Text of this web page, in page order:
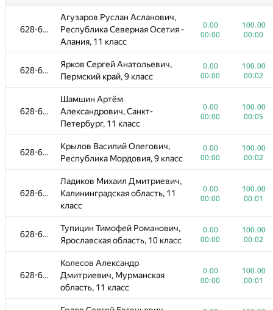
628-638
Агузаров Руслан Асланович,
Республика Северная Осетия -
Алания, 11 класс
0.00
00:00
100.00
00:00
628-638
Ярков Сергей Анатольевич,
Пермский край, 9 класс
0.00
00:00
100.00
00:02
628-638
Шамшин Артём
Александрович, Санкт-
Петербург, 11 класс
0.00
00:00
100.00
00:05
628-638
Крылов Василий Олегович,
Республика Мордовия, 9 класс
0.00
00:00
100.00
00:02
628-638
Ладиков Михаил Дмитриевич,
Калининградская область, 11
класс
0.00
00:00
100.00
00:01
628-638
Тупицин Тимофей Романович,
Ярославская область, 10 класс
0.00
00:00
100.00
00:02
628-638
Колесов Александр
Дмитриевич, Мурманская
область, 11 класс
0.00
00:00
100.00
00:01
Алабугин Никита Алексеевич,
Челябинская область, 9 класс
0.00
100.00
589-614
Создыков Эрик Германович,
Свердловская область, 11
класс
Акбалин Флюр Рустемович,
Республика Башкортостан, 8
класс
00:00
00:01
Шевченко Дмитрий Игоревич,
Свердловская область, 8 класс
0.00
00:00
100.00
00:01
Черномор Никита Андреевич,
Краснодарский край, 10 класс
0.00
100.00
589-614
Нестеров Максим Андреевич,
Свердловская область, 11
класс
Амадалиев Данияр
Алтынбекович, не РФ, 11 класс
0.00
100.00
589-614
Одессер Данила
Александрович, Санкт-